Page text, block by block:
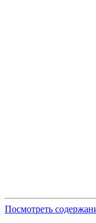
Посмотреть